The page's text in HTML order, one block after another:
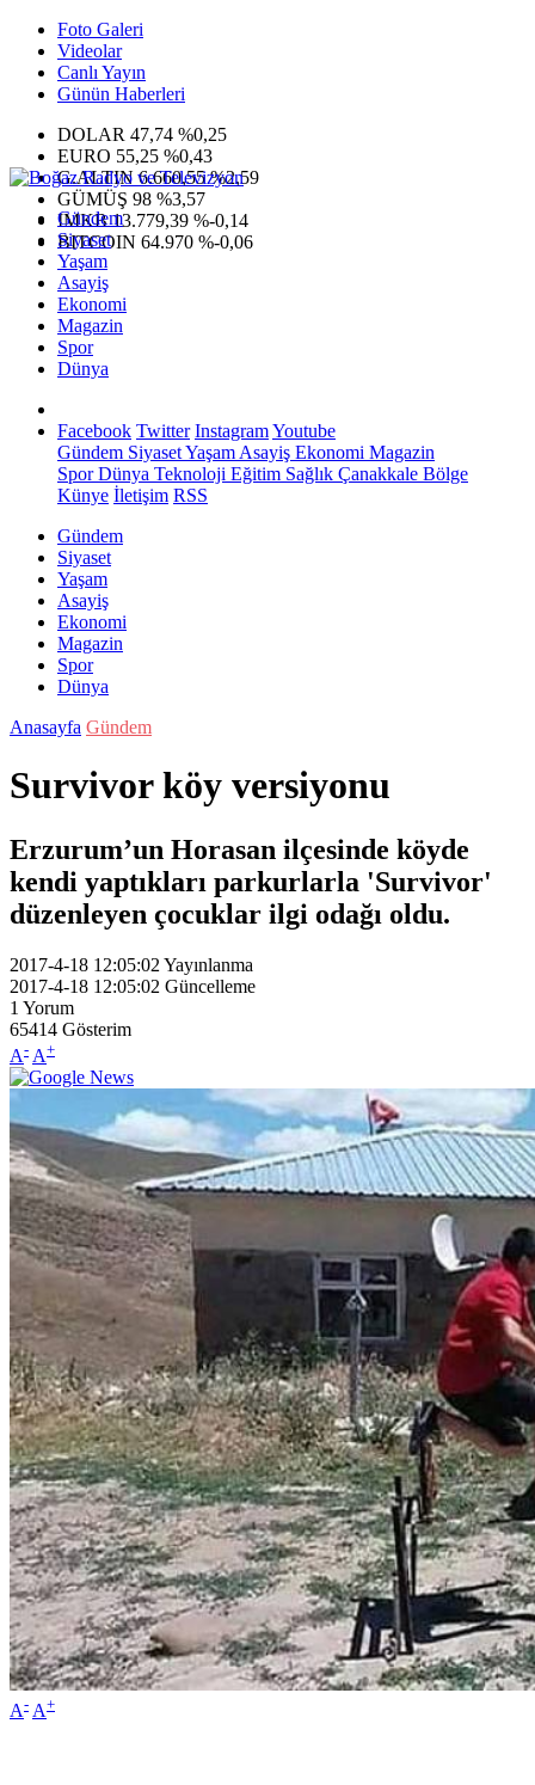
Foto Galeri
Videolar
Canlı Yayın
Günün Haberleri
DOLAR 47,74 %0,25
EURO 55,25 %0,43
G.ALTIN6.660,55 %2,59
GÜMÜŞ 98 %3,57
IMKB13.779,39 %-0,14
BITCOIN 64.970 %-0,06
Gündem
Siyaset
Yaşam
Asayiş
Ekonomi
Magazin
Spor
Dünya
Facebook Twitter InstagramYoutube
Gündem SiyasetYaşam Asayiş Ekonomi Magazin
SporDünya Teknoloji Eğitim Sağlık Çanakkale Bölge
Künye İletişim RSS
Gündem
Siyaset
Yaşam
Asayiş
Ekonomi
Magazin
Spor
Dünya
Anasayfa Gündem
Survivor köy versiyonu
Erzurum’un Horasan ilçesinde köyde
kendi yaptıkları parkurlarla 'Survivor'
düzenleyen çocuklar ilgi odağı oldu.
2017-4-18 12:05:02 Yayınlanma
2017-4-18 12:05:02 Güncelleme
1 Yorum
65414 Gösterim
A- A+
A- A+